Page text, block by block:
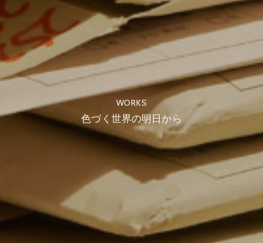
WORKS
色づく世界の明日から